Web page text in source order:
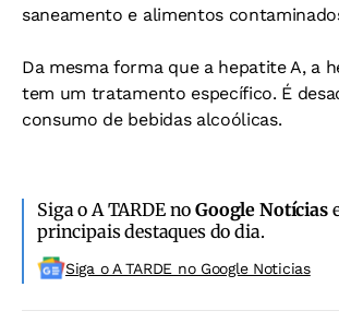
saneamento e alimentos
Da mesma forma que a hepatite A, a
tem um tratamento específico. É
consumo de bebidas alcoólicas.
Siga o A TARDE noGoogle Notícias
principais destaques do dia.
Siga o A TARDE no Google Noticias